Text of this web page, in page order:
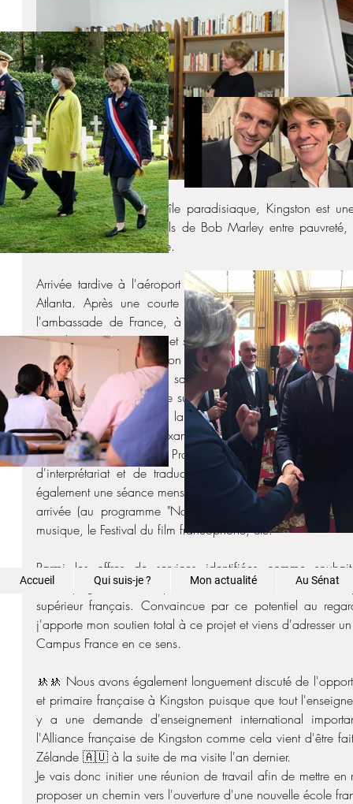
Loin des clichés et de l'île paradisiaque, Kingston est
vivent les enfants spirituels de Bob Marley entre
reflétant la réussite sociale.
Arrivée tardive à l'aéroport de Kingston après un peu
Atlanta. Après une courte nuit, je me suis rendue
l'ambassade de France, à l'Alliance française de
président, Pierre Lemaire et son directeur, Clovis Lemée.
principal outil de promotion de la langue et de la culture
un espace d'accueil, 2 salles de classes et une
directeur expatrié et d'une subvention de fonctionnement
d'apprentissage de la langue de française (A1 à
DELF/DALF/TEF et aux examens des Caribbean
Caribbean Advanced Proficiency Examination
d'interprétariat et de traduction du français vers
également une séance mensuelle de cinéma en plein air
arrivée (au programme "Notre-Dame brûle") et des
musique, le Festival du film francophone, etc.
Parmi les offres de services identifiées comme
accompagnement Campus France en raison du
supérieur français. Convaincue par ce potentiel au
j'apporte mon soutien total à ce projet et viens d'adresser
Campus France en ce sens.
🚸🚸 Nous avons également longuement discuté de
et primaire française à Kingston puisque que tout
y a une demande d'enseignement international
l'Alliance française de Kingston comme cela vient d'être
Zélande 🇦🇺 à la suite de ma visite l'an dernier.
Je vais donc initier une réunion de travail afin de mettre en
proposer un chemin vers l'ouverture d'une nouvelle école
Accueil Qui suis-je ? Mon actualité Au Sénat